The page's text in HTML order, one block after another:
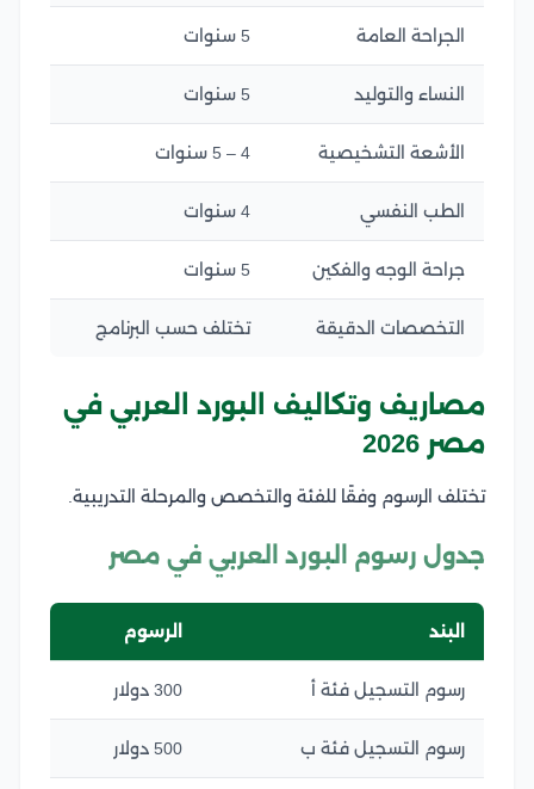
الجراحة العامة 5 سنوات
النساء والتوليد 5 سنوات
الأشعة التشخيصية 4 – 5 سنوات
الطب النفسي 4 سنوات
جراحة الوجه والفكين 5 سنوات
التخصصات الدقيقة تختلف حسب البرنامج
مصاريف وتكاليف البورد العربي في
مصر 2026
تختلف الرسوم وفقًا للفئة والتخصص والمرحلة التدريبية.
جدول رسوم البورد العربي في مصر
البند الرسوم
رسوم التسجيل فئة أ 300 دولار
رسوم التسجيل فئة ب 500 دولار